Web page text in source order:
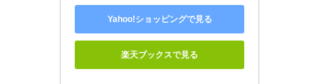
Yahoo!ショッピングで見る
楽天ブックスで見る